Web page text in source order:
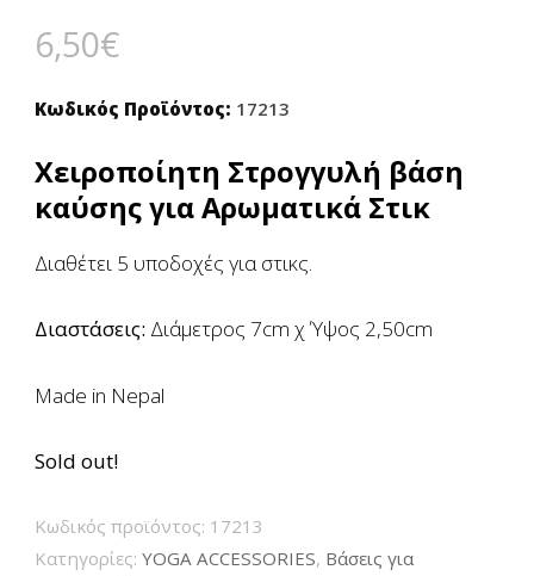
6,50€
Κωδικός Προϊόντος: 17213
Χειροποίητη Στρογγυλή βάση
καύσης για Αρωματικά Στικ
Διαθέτει 5 υποδοχές για στικς.
Διαστάσεις: Διάμετρος 7cm χ Ύψος 2,50cm
Made in Nepal
Sold out!
Κωδικός προϊόντος: 17213
Κατηγορίες: YOGA ACCESSORIES, Βάσεις για